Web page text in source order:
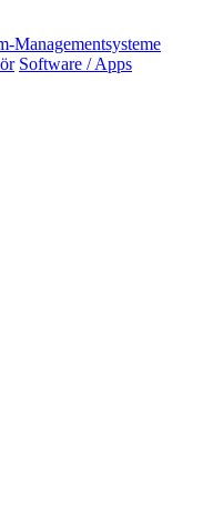
Managementsysteme
Software / Apps